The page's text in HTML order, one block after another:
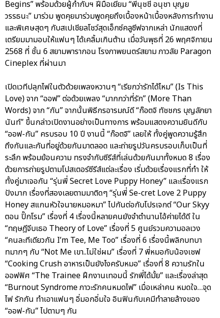
Begins” พร้อมด้วยผู้กำกับฯ ฝีมือเยี่ยม “พี่นุชชี่ อนุชา บุญย
วรรธนะ” มาร่วม พูดคุยมาร่วมพูดคุยถึงเบื้องหน้าเบื้องหลังการทำงาน
และพิเศษสุดๆ กับสเปเชียลโชว์สุดเอ็กซ์คลูซีฟจากเหล่า นักแสดงที่
เตรียมมามอบให้แฟนๆ ได้เคลิ้มเกินต้าน เมื่อวันพุธที่ 26 พฤศจิกายน
2568 ที่ ชั้น 6 สยามพารากอน โรงภาพยนตร์สยาม ภาวลัย Paragon
Cineplex ที่ผ่านมา
เปิดเวทีปลุกไฟในตัวด้วยเพลงหวานๆ “เรียกว่ารักได้ไหม” (Is This
Love) จาก “ออฟ” ต่อด้วยเพลง “มากกว่าที่รัก” (More Than
Words) จาก “กัน” จากนั้นพิธีกรอารมณ์ดี “ก๊อตจิ ทัชชกร บุญลัภยา
นันท์” ขึ้นกล่าวเปิดงานอย่างเป็นทางการ พร้อมแสดงความยินดีกับ
“ออฟ-กัน” ครบรอบ 10 ปี งานนี้ “ก๊อตจิ” เลยให้ ทั้งคู่พูดความรู้สึก
ถึงกันและกันที่อยู่ด้วยกันมาตลอด และถ่ายรูปวันครบรอบเก็บเป็นที่
ระลึก พร้อมย้อนความ ทรงจำกับซีรีส์ที่เล่นด้วยกันมาทั้งหมด 8 เรื่อง
ด้วยการถ่ายรูปตามโปสเตอร์ซีรีส์แต่ละเรื่อง เริ่มด้วยเรื่องแรกที่ทำ ให้
ทั้งคู่มาเจอกัน “รุ่นพี่ Secret Love Puppy Honey” และเรื่องแรก
ปังมาก เรื่องที่สองเลยตามมาติดๆ “รุ่นพี่ Se-cret Love 2 Puppy
Honey สแกนหัวใจนายหมอหมา” ไปกันต่อกับโปรเจกต์ “Our Skyy
ตอน ปิ๊กโรม” เรื่องที่ 4 เรื่องนี้หลายคนยังจำตำนานไอ้ค่ายได้ดี ใน
“ทฤษฎีจีบเธอ Theory of Love” เรื่องที่ 5 ศูนย์รวมความอลเวง
“คนละทีเดียวกัน I’m Tee, Me Too” เรื่องที่ 6 เรื่องนี้พลิกบทบา
ทมากๆ กับ “Not Me เขา..ไม่ใช่ผม” เรื่องที่ 7 พี่หมอกับน้องเชฟ
“Cooking Crush อาหารเป็นยังไงครับหมอ” เรื่องที่ 8 ความรักใน
ออฟฟิศ “The Trainee ฝึกงานเทอมนี้ รักพี่ได้มั้ย” และเรื่องล่าสุด
“Burnout Syndrome ภาวะรักคนหมดไฟ” เมื่อเหล่าคน หมดใจ…จุด
ไฟ รักกัน ทำเอาแฟนๆ อิ่มอกอิ่มใจ อินฟินกับเคมีทำลายล้างของ
“ออฟ-กัน” ไปตามๆ กัน